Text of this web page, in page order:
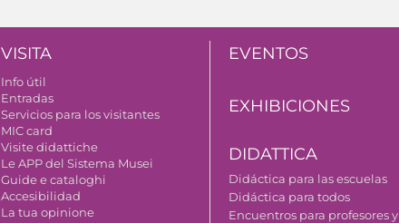
VISITA
Info útil
Entradas
Servicios para los visitantes
MIC card
Visite didattiche
Le APP del Sistema Musei
Guide e cataloghi
Accesibilidad
La tua opinione
EVENTOS
EXHIBICIONES
DIDATTICA
Didáctica para las escuelas
Didáctica para todos
Encuentros para profesores y